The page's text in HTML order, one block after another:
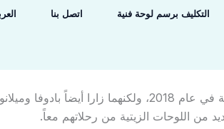
التكليف برسم لوحة فنية اتصل بنا
سافر ماريوس وستيفاني إلى إيطاليا أكثر من مرة. كانت أول رحلة
من اللوحات الزيتية من رحلاتهم معاً.